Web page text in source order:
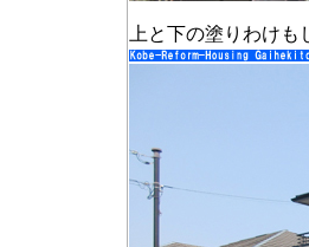
上と下の塗りわけ